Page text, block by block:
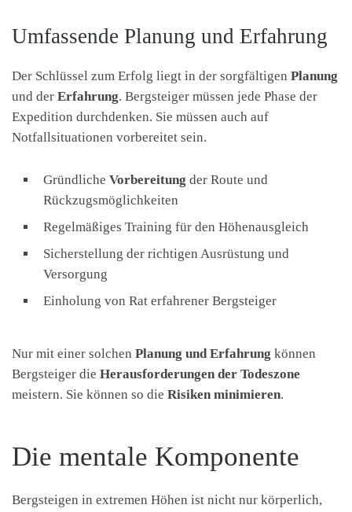
Umfassende Planung und Erfahrung
Der Schlüssel zum Erfolg liegt in der sorgfältigen Planung
und der Erfahrung. Bergsteiger müssen jede Phase der
Expedition durchdenken. Sie müssen auch auf
Notfallsituationen vorbereitet sein.
Gründliche Vorbereitung der Route und
Rückzugsmöglichkeiten
Regelmäßiges Training für den Höhenausgleich
Sicherstellung der richtigen Ausrüstung und
Versorgung
Einholung von Rat erfahrener Bergsteiger
Nur mit einer solchen Planung und Erfahrung können
Bergsteiger die Herausforderungen der Todeszone
meistern. Sie können so die Risiken minimieren.
Die mentale Komponente
Bergsteigen in extremen Höhen ist nicht nur körperlich,